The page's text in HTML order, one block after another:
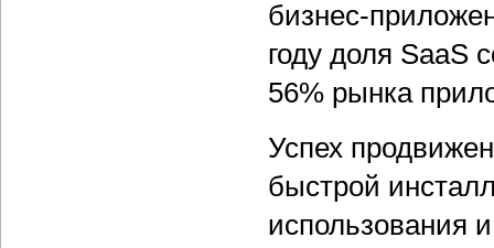
бизнес-
году доля SaaS
56% рынка
Успех
быстрой
использования